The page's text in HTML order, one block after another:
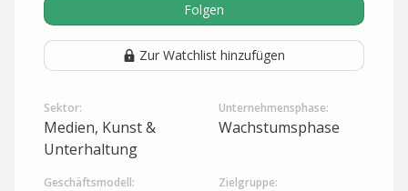
Folgen
Zur Watchlist hinzufügen
Sektor:
Medien, Kunst &
Unterhaltung
Unternehmensphase:
Wachstumsphase
Geschäftsmodell: Zielgruppe: